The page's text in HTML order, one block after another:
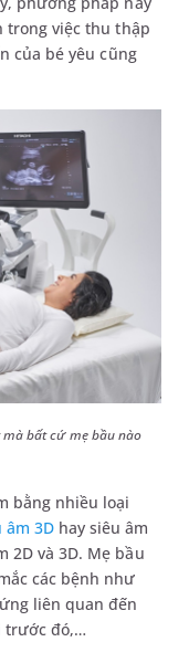
trong việc thu thập
của bé yêu cũng
bất cứ mẹ bầu nào
bằng nhiều loại
âm 3D hay siêu âm
2D và 3D. Mẹ bầu
các bệnh như
liên quan đến
trước đó,…